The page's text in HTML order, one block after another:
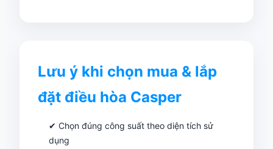
Lưu ý khi chọn mua & lắp
đặt điều hòa Casper
✔ Chọn đúng công suất theo diện tích sử
dụng